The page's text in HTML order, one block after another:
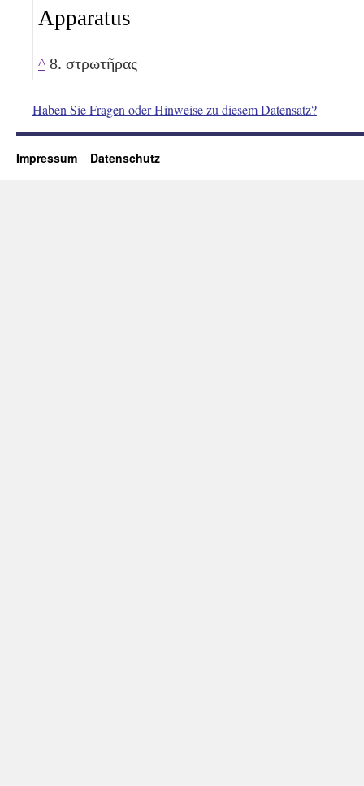
Apparatus
^ 8. στρωτῆρας
Haben Sie Fragen oder Hinweise zu diesem Datensatz?
Impressum Datenschutz